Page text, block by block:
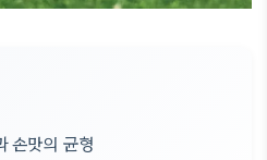
손맛의 균형